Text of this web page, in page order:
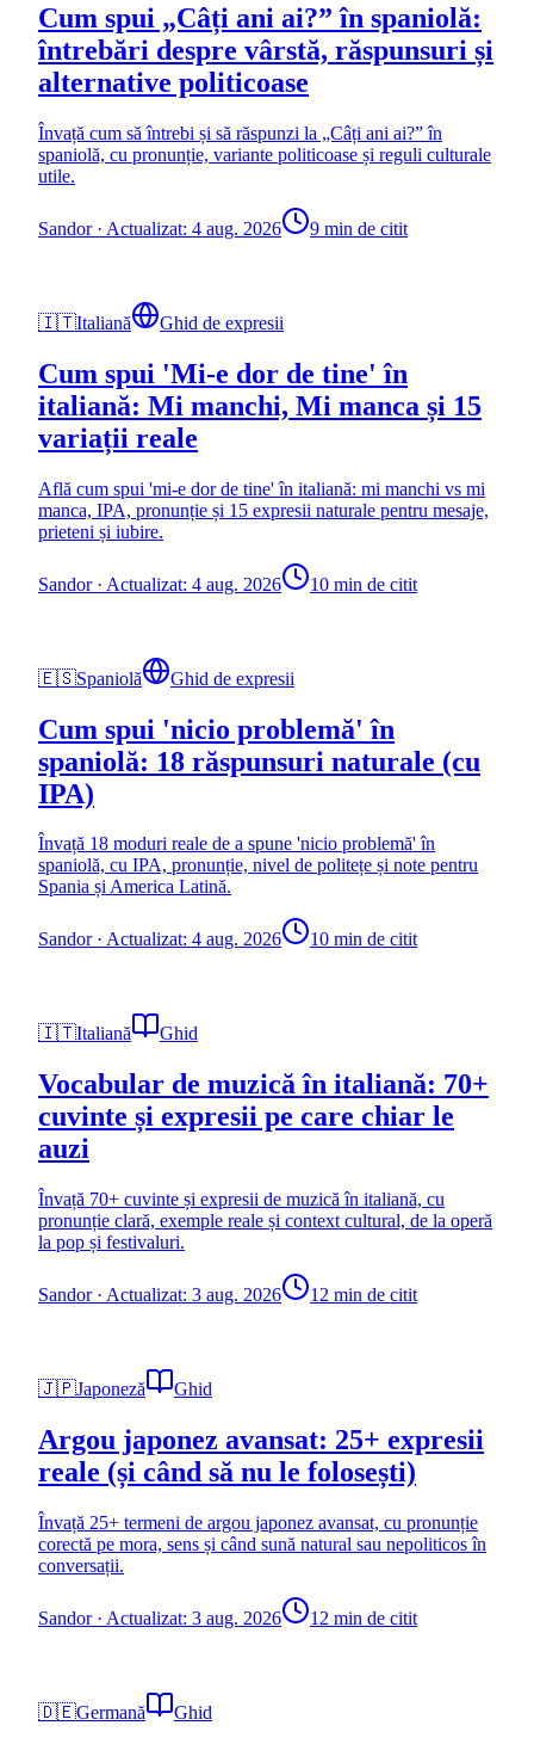
Cum spui „Câți ani ai?” în spaniolă:
întrebări despre vârstă, răspunsuri și
alternative politicoase
Învață cum să întrebi și să răspunzi la „Câți ani ai?” în
spaniolă, cu pronunție, variante politicoase și reguli culturale
utile.
Sandor· Actualizat: 4 aug. 2026 9 min de citit
🇮🇹Italiană Ghid de expresii
Cum spui 'Mi-e dor de tine' în
italiană: Mi manchi, Mi manca și 15
variații reale
Află cum spui 'mi-e dor de tine' în italiană: mi manchi vs mi
manca, IPA, pronunție și 15 expresii naturale pentru mesaje,
prieteni și iubire.
Sandor· Actualizat: 4 aug. 2026 10 min de citit
🇪🇸Spaniolă Ghid de expresii
Cum spui 'nicio problemă' în
spaniolă: 18 răspunsuri naturale (cu
IPA)
Învață 18 moduri reale de a spune 'nicio problemă' în
spaniolă, cu IPA, pronunție, nivel de politețe și note pentru
Spania și America Latină.
Sandor· Actualizat: 4 aug. 2026 10 min de citit
🇮🇹Italiană Ghid
Vocabular de muzică în italiană: 70+
cuvinte și expresii pe care chiar le
auzi
Învață 70+ cuvinte și expresii de muzică în italiană, cu
pronunție clară, exemple reale și context cultural, de la operă
la pop și festivaluri.
Sandor· Actualizat: 3 aug. 2026 12 min de citit
🇯🇵Japoneză Ghid
Argou japonez avansat: 25+ expresii
reale (și când să nu le folosești)
Învață 25+ termeni de argou japonez avansat, cu pronunție
corectă pe mora, sens și când sună natural sau nepoliticos în
conversații.
Sandor· Actualizat: 3 aug. 2026 12 min de citit
🇩🇪Germană Ghid